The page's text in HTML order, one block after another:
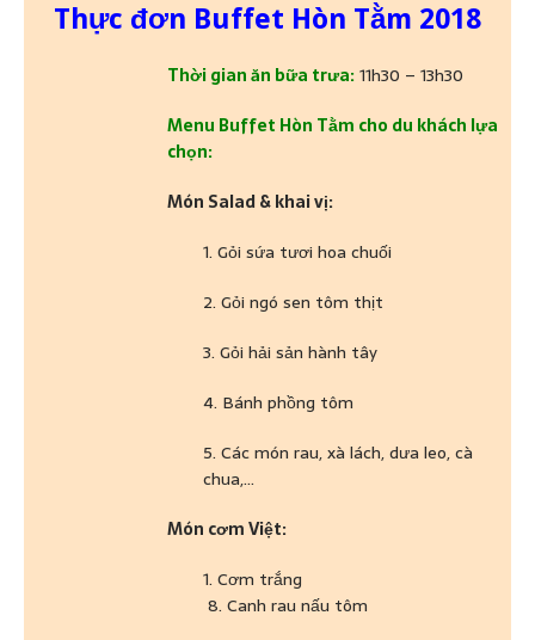
Thực đơn Buffet Hòn Tằm 2018
Thời gian ăn bữa trưa:11h30 – 13h30
Menu Buffet Hòn Tằm cho du khách lựa
chọn:
Món Salad & khai vị:
1. Gỏi sứa tươi hoa chuối
2. Gỏi ngó sen tôm thịt
3. Gỏi hải sản hành tây
4. Bánh phồng tôm
5. Các món rau, xà lách, dưa leo, cà
chua,…
Món cơm Việt:
1. Cơm trắng
8. Canh rau nấu tôm